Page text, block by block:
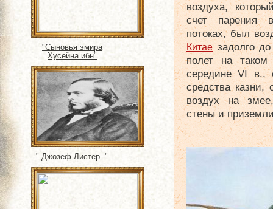
"Сыновья эмира
Хусейна ибн"
" Джозеф Листер -"
воздуха,
счет парения
потоках, был
Китае задолго
полет на таком
середине VI в.,
средства казни,
воздух на
стены и